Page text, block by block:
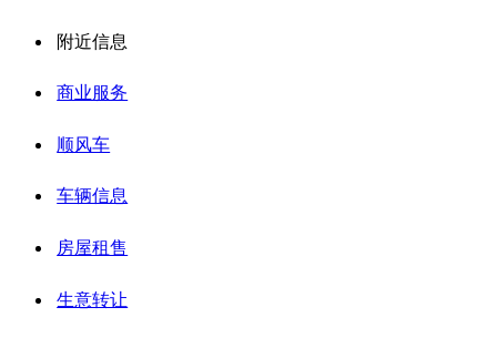
附近信息
商业服务
顺风车
车辆信息
房屋租售
生意转让